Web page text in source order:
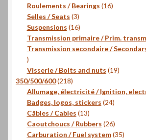
Roulements / Bearings 1616
Selles / Seats 33
produits
Suspensions 1616
produits
Transmission primaire / Prim.
Transmission secondaire /
16
produits
Visserie / Bolts and nuts 1919
350/500/600 218218
produits
Allumage, électricité / Ignition,
Badges, logos, stickers 2424
Câbles / Cables 1313
produits
Caoutchoucs / Rubbers 2626
produits
Carburation / Fuel system 3535